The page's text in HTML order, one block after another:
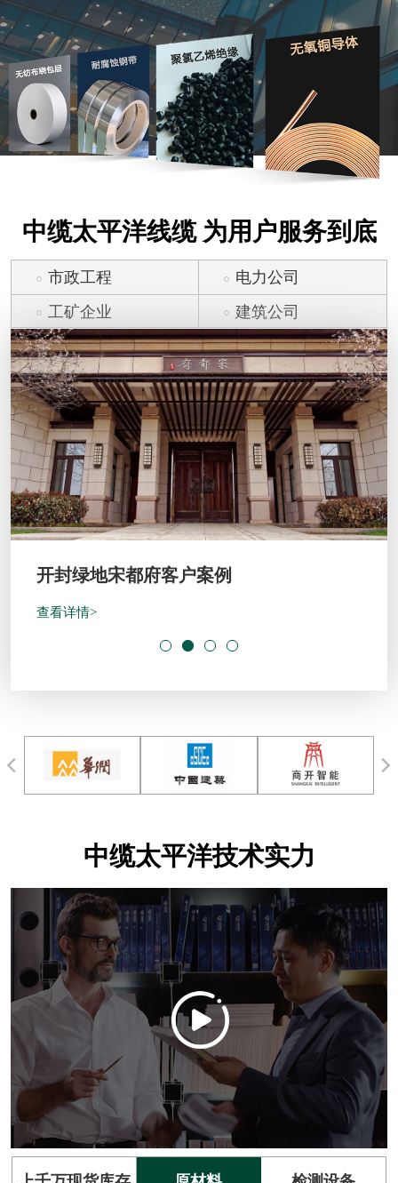
中缆太平洋线缆 为用户服务到底
市政工程
电力公司
工矿企业
建筑公司
开封绿地宋都府客户案例
查看详情>
中缆太平洋技术实力